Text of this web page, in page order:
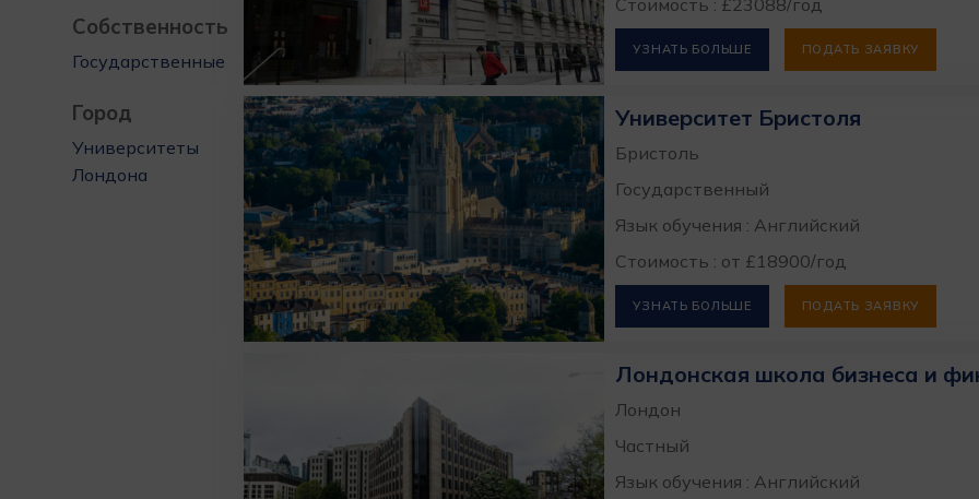
Собственность
Государственные
Город
Университеты
Лондона
УЗНАТЬ БОЛЬШЕ ПОДАТЬ ЗАЯВКУ
Университет Бристоля
Бристоль
Государственный
Язык обучения : Английский
Стоимость : от £18900/год
УЗНАТЬ БОЛЬШЕ ПОДАТЬ ЗАЯВКУ
Лондонская школа бизнеса и
Лондон
Частный
Язык обучения : Английский